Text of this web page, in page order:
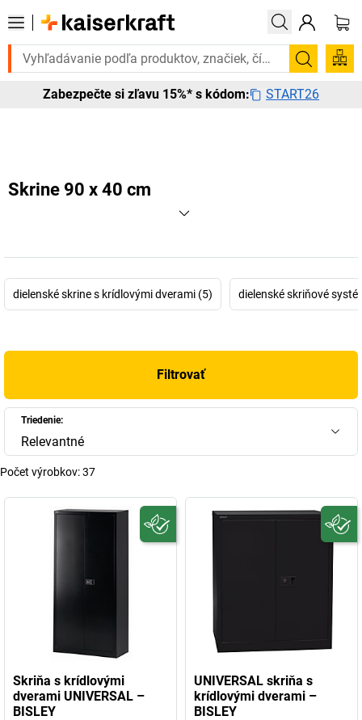
to urgentne? Vybrané bestsellery doručíme do 72 hodín. Objavte
Zabezpečte si zľavu 15%* s kódom: START26
Skrine 90 x 40 cm
dielenské skrine s krídlovými dverami (5) dielenské skriňové
Filtrovať
Triedenie:
Relevantné
Počet výrobkov:37
Skriňa s krídlovými
dverami UNIVERSAL –
BISLEY
UNIVERSAL skriňa s
krídlovými dverami –
BISLEY